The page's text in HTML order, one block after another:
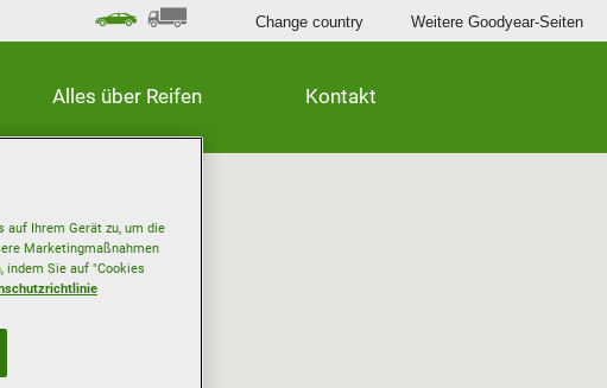
Alles über Reifen Kontakt
Change country Weitere Goodyear-Seiten
auf Ihrem Gerät zu, um die
Marketingmaßnahmen
indem Sie auf "Cookies